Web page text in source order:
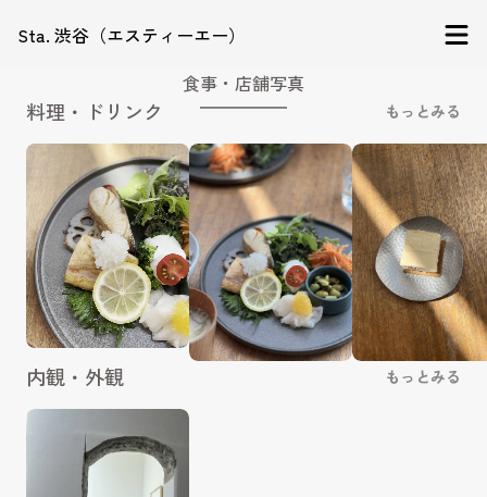
Sta. 渋谷（エスティーエー）
食事・店舗写真
料理・ドリンク もっとみる
内観・外観 もっとみる